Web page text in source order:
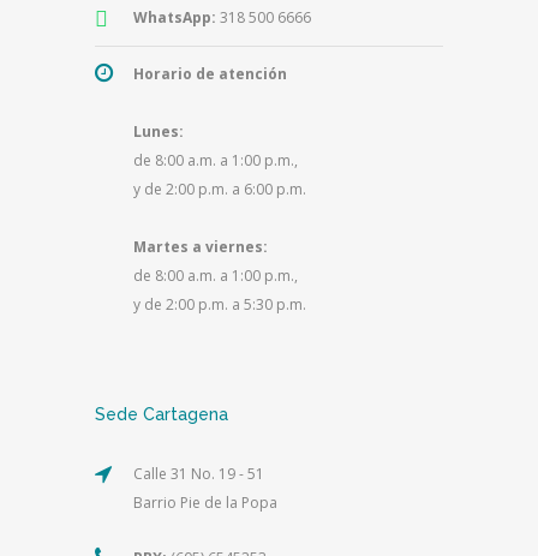
WhatsApp: 318 500 6666
Horario de atención
Lunes:
de 8:00 a.m. a 1:00 p.m.,
y de 2:00 p.m. a 6:00 p.m.
Martes a viernes:
de 8:00 a.m. a 1:00 p.m.,
y de 2:00 p.m. a 5:30 p.m.
Sede Cartagena
Calle 31 No. 19 - 51
Barrio Pie de la Popa